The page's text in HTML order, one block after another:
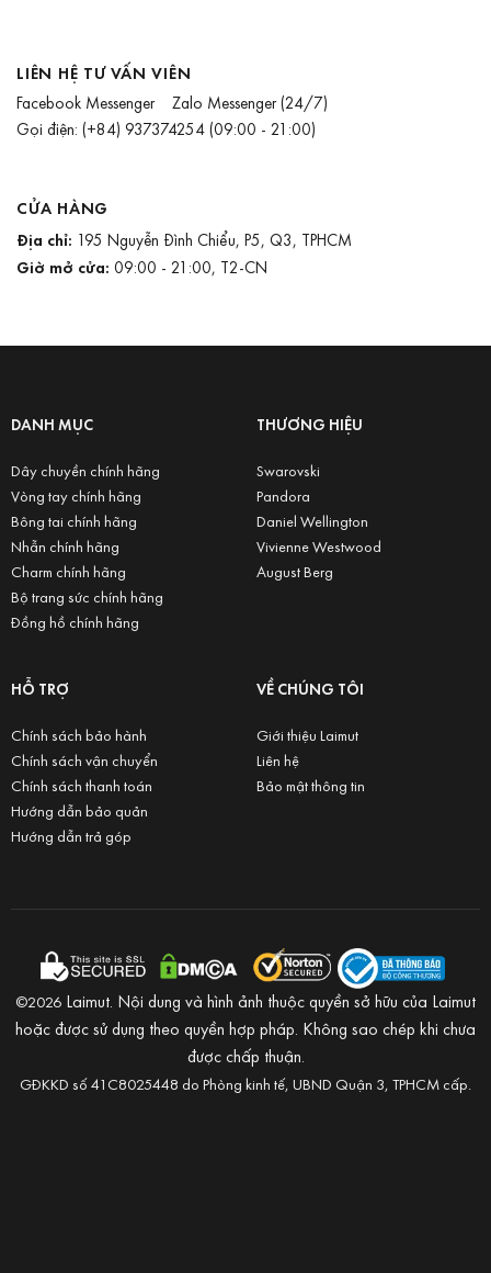
LIÊN HỆ TƯ VẤN VIÊN
Facebook Messenger Zalo Messenger(24/7)
Gọi điện: (+84) 937374254(09:00 - 21:00)
CỬA HÀNG
Địa chỉ: 195 Nguyễn Đình Chiểu, P5, Q3, TPHCM
Giờ mở cửa: 09:00 - 21:00, T2-CN
DANH MỤC
Dây chuyền chính hãng
Vòng tay chính hãng
Bông tai chính hãng
Nhẫn chính hãng
Charm chính hãng
Bộ trang sức chính hãng
Đồng hồ chính hãng
THƯƠNG HIỆU
Swarovski
Pandora
Daniel Wellington
Vivienne Westwood
August Berg
HỖ TRỢ
Chính sách bảo hành
Chính sách vận chuyển
Chính sách thanh toán
Hướng dẫn bảo quản
Hướng dẫn trả góp
VỀ CHÚNG TÔI
Giới thiệu Laimut
Liên hệ
Bảo mật thông tin
©2026 Laimut. Nội dung và hình ảnh thuộc quyền sở hữu của Laimut
hoặc được sử dụng theo quyền hợp pháp. Không sao chép khi chưa
được chấp thuận.
GĐKKD số 41C8025448 do Phòng kinh tế, UBND Quận 3, TPHCM cấp.